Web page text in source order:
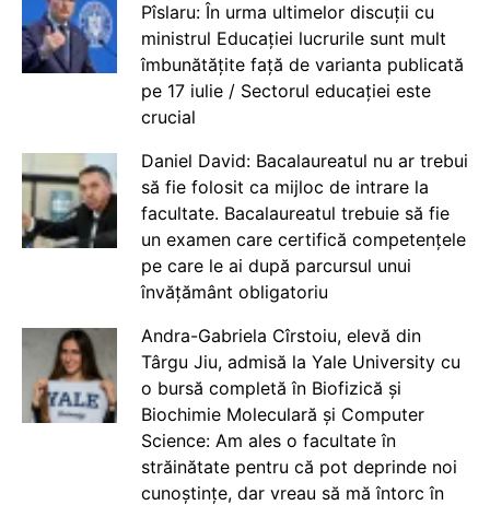
Pîslaru: În urma ultimelor discuții cu
ministrul Educației lucrurile sunt mult
îmbunătățite față de varianta publicată
pe 17 iulie / Sectorul educației este
crucial
Daniel David: Bacalaureatul nu ar trebui
să fie folosit ca mijloc de intrare la
facultate. Bacalaureatul trebuie să fie
un examen care certifică competențele
pe care le ai după parcursul unui
învățământ obligatoriu
Andra-Gabriela Cîrstoiu, elevă din
Târgu Jiu, admisă la Yale University cu
o bursă completă în Biofizică și
Biochimie Moleculară și Computer
Science: Am ales o facultate în
străinătate pentru că pot deprinde noi
cunoștințe, dar vreau să mă întorc în